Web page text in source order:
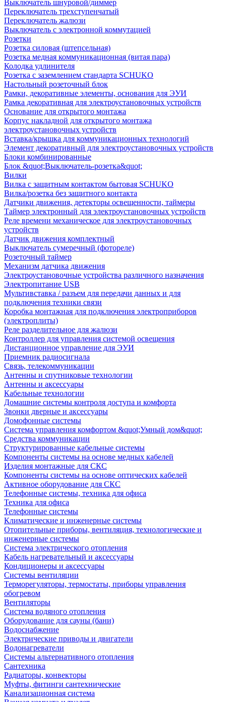
Выключатель шнуровой/диммер
Переключатель трехступенчатый
Переключатель жалюзи
Выключатель с электронной коммутацией
Розетки
Розетка силовая (штепсельная)
Розетка медная коммуникационная (витая пара)
Колодка удлинителя
Розетка с заземлением стандарта SCHUKO
Настольный розеточный блок
Рамки, декоративные элементы, основания для ЭУИ
Рамка декоративная для электроустановочных устройств
Основание для открытого монтажа
Корпус накладной для открытого монтажа
электроустановочных устройств
Вставка/крышка для коммуникационных технологий
Элемент декоративный для электроустановочных устройств
Блоки комбинированные
Блок &quot;Выключатель-розетка&quot;
Вилки
Вилка с защитным контактом бытовая SCHUKO
Вилка/розетка без защитного контакта
Датчики движения, детекторы освещенности, таймеры
Таймер электронный для электроустановочных устройств
Реле времени механическое для электроустановочных
устройств
Датчик движения комплектный
Выключатель сумеречный (фотореле)
Розеточный таймер
Механизм датчика движения
Электроустановочные устройства различного назначения
Электропитание USB
Мультивставка / разъем для передачи данных и для
подключения техники связи
Коробка монтажная для подключения электроприборов
(электроплиты)
Реле разделительное для жалюзи
Контроллер для управления системой освещения
Дистанционное управление для ЭУИ
Приемник радиосигнала
Связь, телекоммуникации
Антенны и спутниковые технологии
Антенны и аксессуары
Кабельные технологии
Домашние системы контроля доступа и комфорта
Звонки дверные и аксессуары
Домофонные системы
Система управления комфортом &quot;Умный дом&quot;
Средства коммуникации
Структурированные кабельные системы
Компоненты системы на основе медных кабелей
Изделия монтажные для СКС
Компоненты системы на основе оптических кабелей
Активное оборудование для СКС
Телефонные системы, техника для офиса
Техника для офиса
Телефонные системы
Климатические и инженерные системы
Отопительные приборы, вентиляция, технологические и
инженерные системы
Система электрического отопления
Кабель нагревательный и аксессуары
Кондиционеры и аксессуары
Системы вентиляции
Терморегуляторы, термостаты, приборы управления
обогревом
Вентиляторы
Система водяного отопления
Оборудование для сауны (бани)
Водоснабжение
Электрические приводы и двигатели
Водонагреватели
Системы альтернативного отопления
Сантехника
Радиаторы, конвекторы
Муфты, фитинги сантехнические
Канализационная система